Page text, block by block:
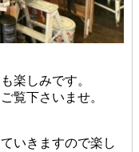
楽しみです。
覧下さいませ。
いきますので楽し